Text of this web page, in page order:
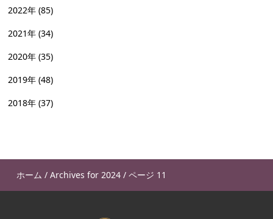
2022年 (85)
2021年 (34)
2020年 (35)
2019年 (48)
2018年 (37)
ホーム / Archives for 2024/ ページ 11